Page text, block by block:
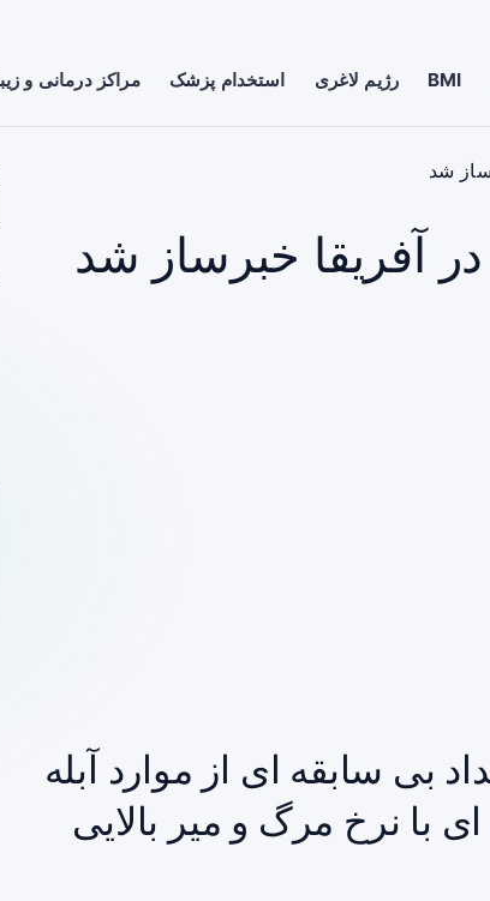
BMI رژیم لاغری استخدام پزشک مراکز درمانی و
شد
آفریقا خبرساز شد
بی سابقه ای از موارد آبله
با نرخ مرگ و میر بالایی